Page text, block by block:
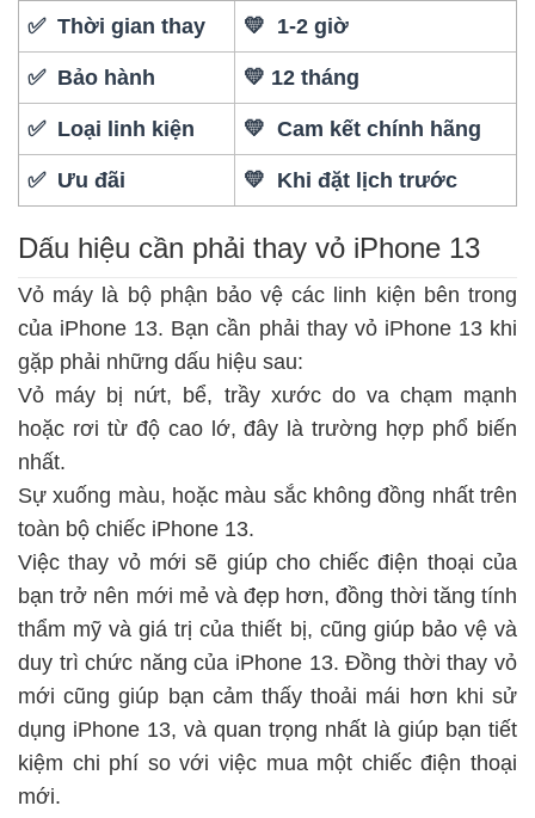
✅ Thời gian thay 💛 1-2 giờ
✅ Bảo hành 💛 12 tháng
✅ Loại linh kiện 💛 Cam kết chính hãng
✅ Ưu đãi 💛 Khi đặt lịch trước
Dấu hiệu cần phải thay vỏ iPhone 13
Vỏ máy là bộ phận bảo vệ các linh kiện bên trong
của iPhone 13. Bạn cần phải thay vỏ iPhone 13 khi
gặp phải những dấu hiệu sau:
Vỏ máy bị nứt, bể, trầy xước do va chạm mạnh
hoặc rơi từ độ cao lớ, đây là trường hợp phổ biến
nhất.
Sự xuống màu, hoặc màu sắc không đồng nhất trên
toàn bộ chiếc iPhone 13.
Việc thay vỏ mới sẽ giúp cho chiếc điện thoại của
bạn trở nên mới mẻ và đẹp hơn, đồng thời tăng tính
thẩm mỹ và giá trị của thiết bị, cũng giúp bảo vệ và
duy trì chức năng của iPhone 13. Đồng thời thay vỏ
mới cũng giúp bạn cảm thấy thoải mái hơn khi sử
dụng iPhone 13, và quan trọng nhất là giúp bạn tiết
kiệm chi phí so với việc mua một chiếc điện thoại
mới.